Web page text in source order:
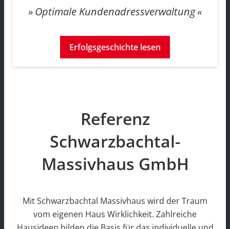
Optimale Kundenadressverwaltung
Erfolgsgeschichte lesen
Referenz
Schwarzbachtal-
Massivhaus GmbH
Mit Schwarzbachtal Massivhaus wird der Traum
vom eigenen Haus Wirklichkeit. Zahlreiche